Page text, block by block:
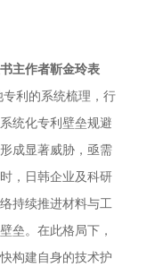
主作者靳金玲表
利的系统梳理，行
统化专利壁垒规避
成显著威胁，亟需
，日韩企业及科研
持续推进材料与工
垒。在此格局下，
构建自身的技术护